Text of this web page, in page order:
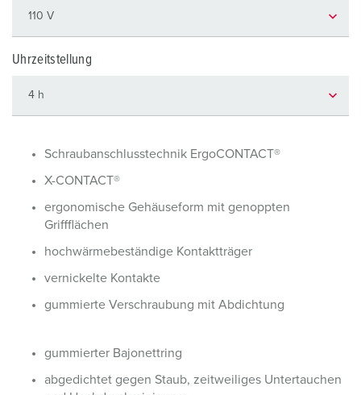
Uhrzeitstellung
Schraubanschlusstechnik ErgoCONTACT®
X-CONTACT®
ergonomische Gehäuseform mit genoppten
Griffflächen
hochwärmebeständige Kontaktträger
vernickelte Kontakte
gummierte Verschraubung mit Abdichtung
gummierter Bajonettring
abgedichtet gegen Staub, zeitweiliges Untertauchen